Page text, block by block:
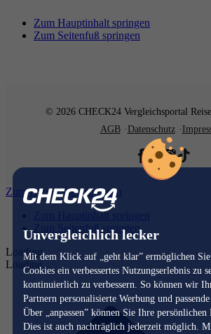
Unvergleichlich lecker
Mit dem Klick auf „geht klar” ermöglichen
Cookies ein verbessertes Nutzungserlebnis zu
kontinuierlich zu verbessern. So können wir
Partnern personalisierte Werbung und passende
Über „anpassen” können Sie Ihre persönlichen
Dies ist auch nachträglich jederzeit möglich.
Zum Hauptinhalt springen
Zum Seitenfuß springen
© 2026 CHECK24 Vergleichsportal
AGB
Datenschutz
Zum Hauptinhalt springen
Zum Hauptinhalt springen
Zum Seitenfuß springen
Loading...
Loading...